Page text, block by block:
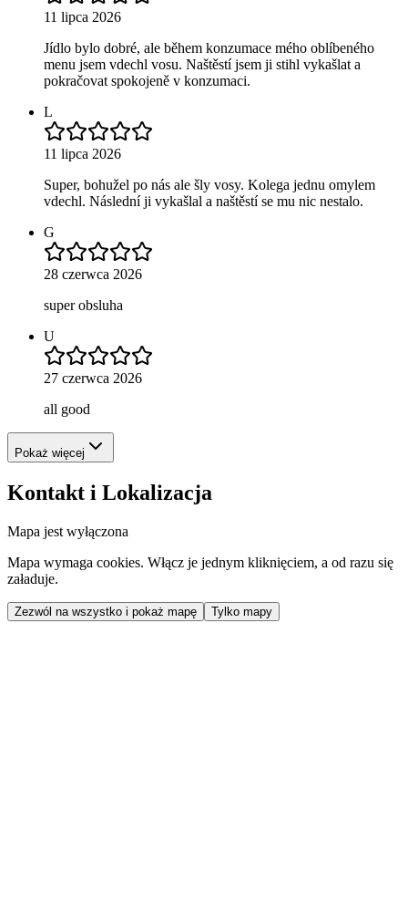
11 lipca 2026
Jídlo bylo dobré, ale během konzumace mého oblíbeného
menu jsem vdechl vosu. Naštěstí jsem ji stihl vykašlat a
pokračovat spokojeně v konzumaci.
L
11 lipca 2026
Super, bohužel po nás ale šly vosy. Kolega jednu omylem
vdechl. Následní ji vykašlal a naštěstí se mu nic nestalo.
G
28 czerwca 2026
super obsluha
U
27 czerwca 2026
all good
Pokaż więcej
Kontakt i Lokalizacja
Mapa jest wyłączona
Mapa wymaga cookies. Włącz je jednym kliknięciem, a od razu się
załaduje.
Zezwól na wszystko i pokaż mapę Tylko mapy